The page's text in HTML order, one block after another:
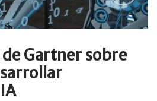
Gartner sobre